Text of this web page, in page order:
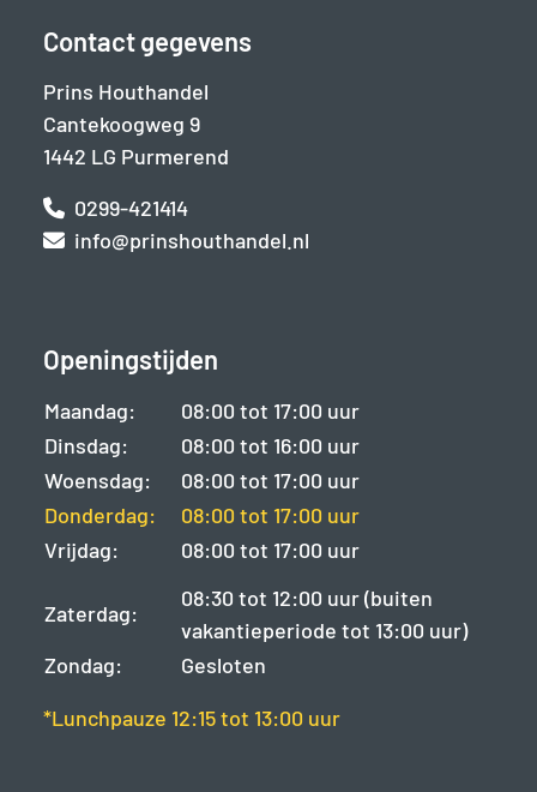
Contact gegevens
Prins Houthandel
Cantekoogweg 9
1442 LG Purmerend
0299-421414
info@prinshouthandel.nl
Openingstijden
Maandag:
08:00 tot 17:00 uur
Dinsdag:
08:00 tot 16:00 uur
Woensdag:
08:00 tot 17:00 uur
Donderdag:
08:00 tot 17:00 uur
Vrijdag:
08:00 tot 17:00 uur
Zaterdag:
08:30 tot 12:00 uur (buiten
vakantieperiode tot 13:00 uur)
Zondag:
Gesloten
*Lunchpauze 12:15 tot 13:00 uur